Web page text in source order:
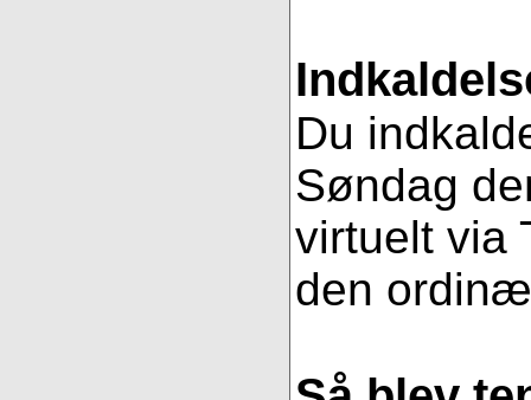
Du
Søndag
virtuelt via
den